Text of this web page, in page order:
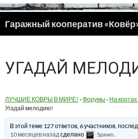
Гаражный кооператив
ПЕРЕЙТИ
УГАДАЙ
ЛУЧШИЕ КОВРЫ В МИРЕ! › Форумы › На
Угадай мелодию!
В этой теме 127 ответов, 6 участников,
10 месяцев назадсделано Spawn.